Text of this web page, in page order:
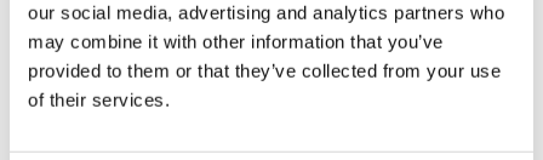
our social media, advertising and analytics partners who
may combine it with other information that you’ve
provided to them or that they’ve collected from your use
of their services.